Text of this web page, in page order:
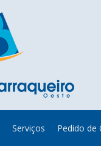
Serviços Pedido de